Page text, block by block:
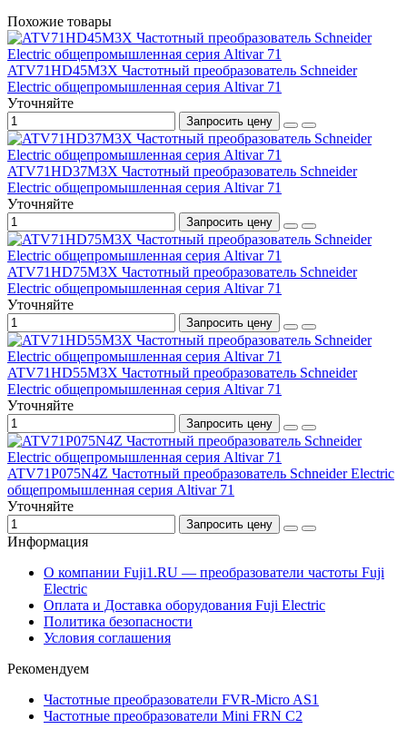
Похожие товары
ATV71HD45M3X Частотный преобразователь Schneider
Electric общепромышленная серия Altivar 71
Уточняйте
Запросить цену
ATV71HD37M3X Частотный преобразователь Schneider
Electric общепромышленная серия Altivar 71
Уточняйте
Запросить цену
ATV71HD75M3X Частотный преобразователь Schneider
Electric общепромышленная серия Altivar 71
Уточняйте
Запросить цену
ATV71HD55M3X Частотный преобразователь Schneider
Electric общепромышленная серия Altivar 71
Уточняйте
Запросить цену
ATV71P075N4Z Частотный преобразователь Schneider Electric
общепромышленная серия Altivar 71
Уточняйте
Запросить цену
Информация
О компании Fuji1.RU — преобразователи частоты Fuji
Electric
Оплата и Доставка оборудования Fuji Electric
Политика безопасности
Условия соглашения
Рекомендуем
Частотные преобразователи FVR-Micro AS1
Частотные преобразователи Mini FRN C2